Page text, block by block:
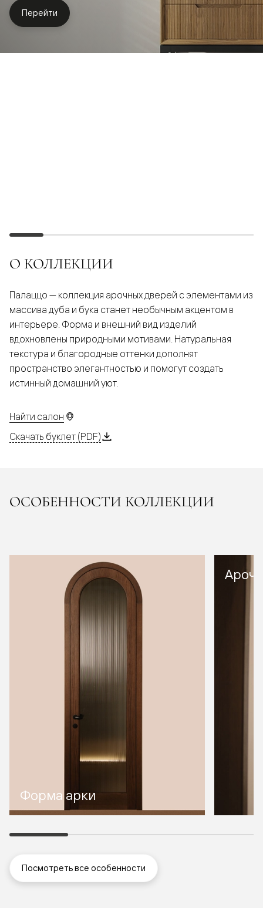
Перейти
О КОЛЛЕКЦИИ
Палаццо — коллекция арочных дверей с элементами из
массива дуба и бука станет необычным акцентом в
интерьере. Форма и внешний вид изделий
вдохновлены природными мотивами. Натуральная
текстура и благородные оттенки дополнят
пространство элегантностью и помогут создать
истинный домашний уют.
Найти салон
Скачать буклет (PDF)
ОСОБЕННОСТИ КОЛЛЕКЦИИ
Форма арки
Посмотреть все особенности